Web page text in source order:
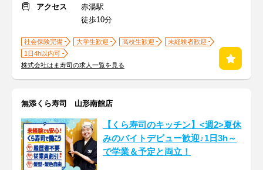
アクセス
赤湯駅
徒歩10分
社会保険完備 大学生歓迎 高校生歓迎
未経験者歓迎
1日4h以内可
株式会社はま寿司の求人一覧を見る
無添くら寿司 山形南館店
【くら寿司のキッチン】<週2>夏休
みのバイトデビュー歓迎♪1日3h～
で学業＆予定と両立！